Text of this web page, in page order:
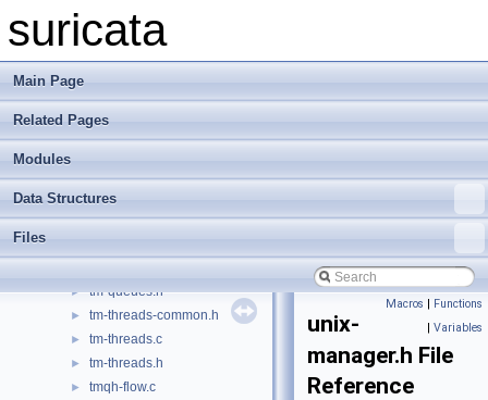
suricata
Main Page
Related Pages
Modules
Data Structures
Files
► threads-debug.h
►
► threads.h
► threadvars.c
► tm-modules.h
► tm-queuehandlers.c
► tm-queues.h
► tm-threads-common.h
► tm-threads.c
► tm-threads.h
► tmqh-flow.c
Macros | Functions
| Variables
unix-
manager.h File
Reference